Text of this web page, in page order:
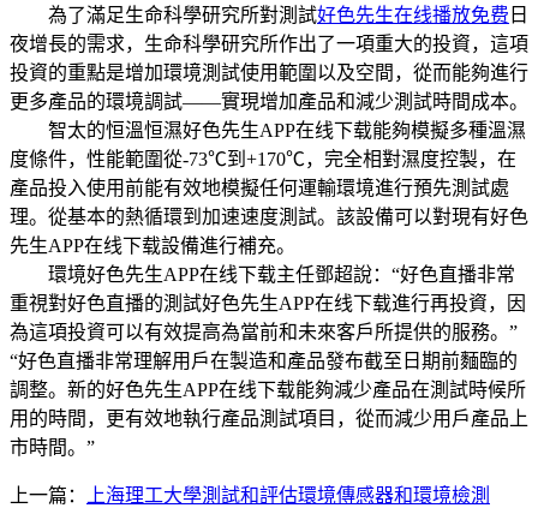
為了滿足生命科學研究所對測試好色先生在线播放免费 日
夜增長的需求，生命科學研究所作出了一項重大的投資，這項
投資的重點是增加環境測試使用範圍以及空間，從而能夠進行
更多產品的環境調試——實現增加產品和減少測試時間成本。
智太的恒溫恒濕好色先生APP在线下载能夠模擬多種溫濕
度條件，性能範圍從-73℃到+170℃，完全相對濕度控製，在
產品投入使用前能有效地模擬任何運輸環境進行預先測試處
理。從基本的熱循環到加速速度測試。該設備可以對現有好色
先生APP在线下载設備進行補充。
環境好色先生APP在线下载主任鄧超說：“好色直播非常
重視對好色直播的測試好色先生APP在线下载進行再投資，因
為這項投資可以有效提高為當前和未來客戶所提供的服務。”
“好色直播非常理解用戶在製造和產品發布截至日期前麵臨的
調整。新的好色先生APP在线下载能夠減少產品在測試時候所
用的時間，更有效地執行產品測試項目，從而減少用戶產品上
市時間。”
上一篇： 上海理工大學測試和評估環境傳感器和環境檢測